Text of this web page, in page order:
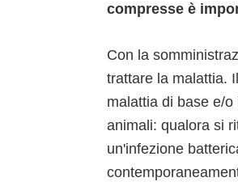
compresse è
Con la
trattare la malattia.
malattia di base e/
animali: qualora si
un'infezione